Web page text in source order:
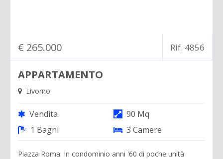
€ 265.000 Rif. 4856
APPARTAMENTO
Livorno
Vendita
90 Mq
1 Bagni
3 Camere
Piazza Roma: In condominio anni '60 di poche unità